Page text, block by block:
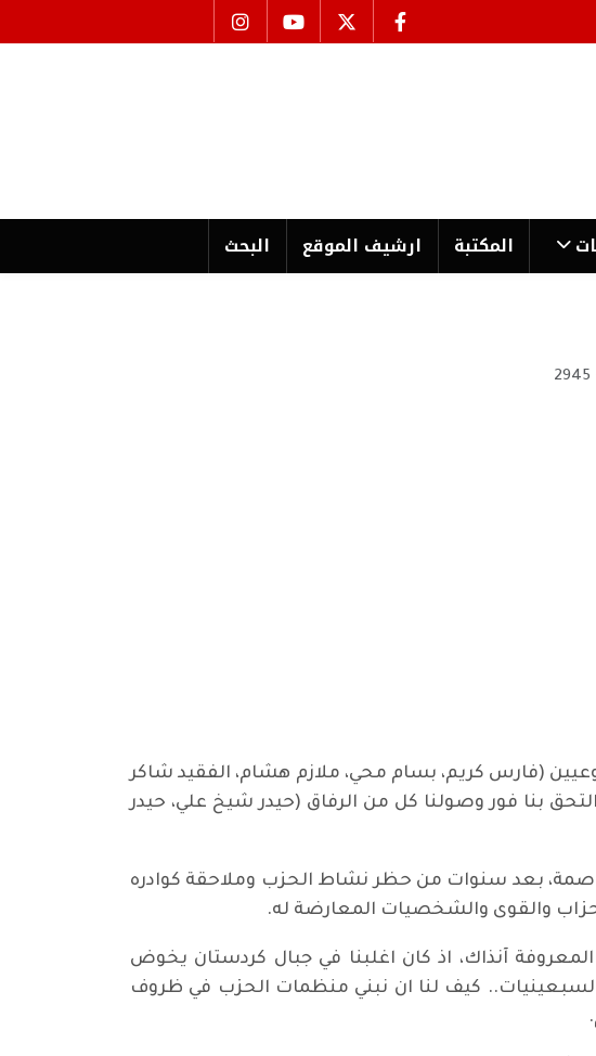
المكتبة ارشیف الموقع البحث
ودخلنا بغداد يوم 13 نيسان 2003. كنا عشرة شيوعيين (فارس كريم، بسام محي، ملازم هشام، الفقيد شاكر
بنا فور وصولنا كل من الرفاق (حيدر شيخ علي، حيدر
بعد سنوات من حظر نشاط الحزب وملاحقة كوادره
والقوى والشخصيات المعارضة له.
آنذاك، اذ كان اغلبنا في جبال كردستان يخوض
السبعينيات.. كيف لنا ان نبني منظمات الحزب في ظروف